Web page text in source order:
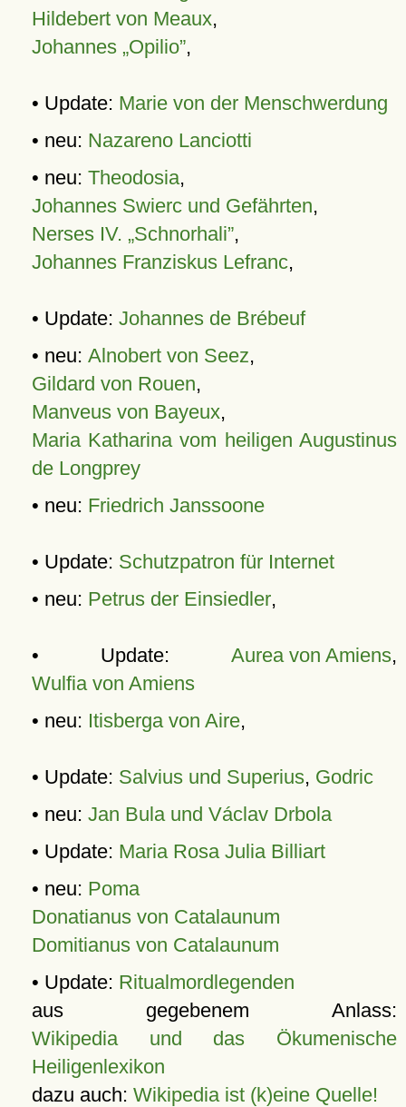
Hildebert von Meaux,
Johannes „Opilio”,
• Update: Marie von der Menschwerdung
• neu: Nazareno Lanciotti
• neu: Theodosia,
Johannes Swierc und Gefährten,
Nerses IV. „Schnorhali”,
Johannes Franziskus Lefranc,
• Update: Johannes de Brébeuf
• neu: Alnobert von Seez,
Gildard von Rouen,
Manveus von Bayeux,
Maria Katharina vom heiligen Augustinus
de Longprey
• neu: Friedrich Janssoone
• Update: Schutzpatron für Internet
• neu: Petrus der Einsiedler,
• Update: Aurea von Amiens,
Wulfia von Amiens
• neu: Itisberga von Aire,
• Update: Salvius und Superius, Godric
• neu: Jan Bula und Václav Drbola
• Update: Maria Rosa Julia Billiart
• neu: Poma
Donatianus von Catalaunum
Domitianus von Catalaunum
• Update: Ritualmordlegenden
aus gegebenem Anlass:
Wikipedia und das Ökumenische
Heiligenlexikon
dazu auch: Wikipedia ist (k)eine Quelle!